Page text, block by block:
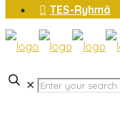
TES-Ryhmä
✕